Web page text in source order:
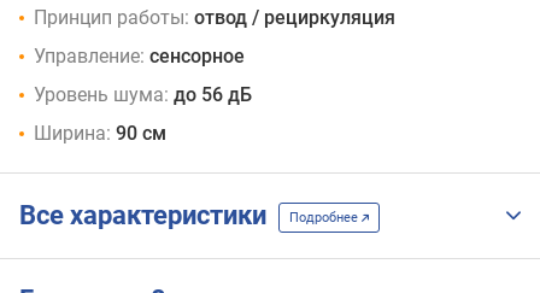
Принцип работы: отвод / рециркуляция
Управление: сенсорное
Уровень шума: до 56 дБ
Ширина: 90 см
Все характеристики Подробнее